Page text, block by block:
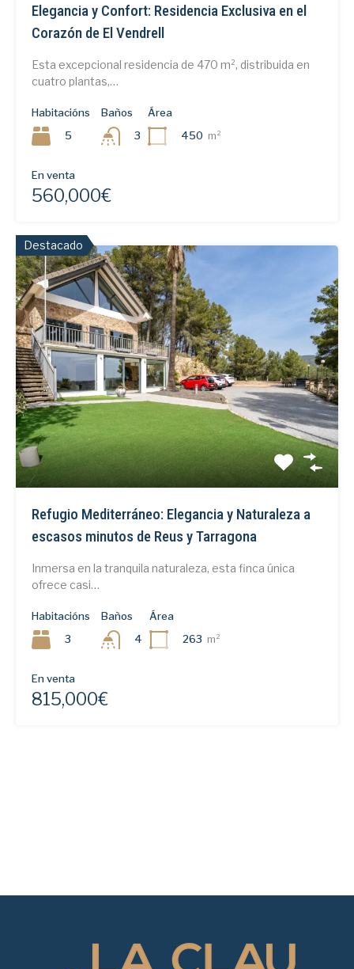
Elegancia y Confort: Residencia Exclusiva en el
Corazón de El Vendrell
Esta excepcional residencia de 470 m², distribuida en
cuatro plantas,…
Habitacións
5
Baños
3
Área
450 m²
En venta
560,000€
Destacado
Refugio Mediterráneo: Elegancia y Naturaleza a
escasos minutos de Reus y Tarragona
Inmersa en la tranquila naturaleza, esta finca única
ofrece casi…
Habitacións
3
Baños
4
Área
263 m²
En venta
815,000€